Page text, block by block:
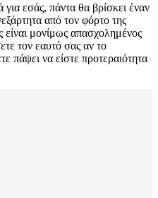
εσάς, πάντα θα βρίσκει έναν
από τον φόρτο της
μονίμως απασχολημένος
τον εαυτό σας αν το
πάψει να είστε προτεραιότητα